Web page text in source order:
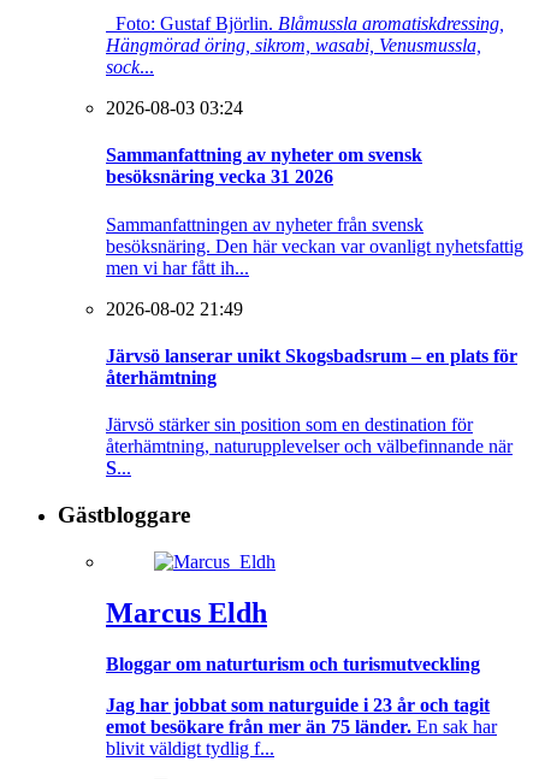
Foto: Gustaf Björlin. Blåmussla aromatiskdressing,
Hängmörad öring, sikrom, wasabi, Venusmussla,
sock...
2026-08-03 03:24
Sammanfattning av nyheter om svensk
besöksnäring vecka 31 2026
Sammanfattningen av nyheter från svensk
besöksnäring. Den här veckan var ovanligt nyhetsfattig
men vi har fått ih...
2026-08-02 21:49
Järvsö lanserar unikt Skogsbadsrum – en plats för
återhämtning
Järvsö stärker sin position som en destination för
återhämtning, naturupplevelser och välbefinnande när
S...
Gästbloggare
Marcus Eldh
Bloggar om naturturism och turismutveckling
Jag har jobbat som naturguide i 23 år och tagit
emot besökare från mer än 75 länder. En sak har
blivit väldigt tydlig f...